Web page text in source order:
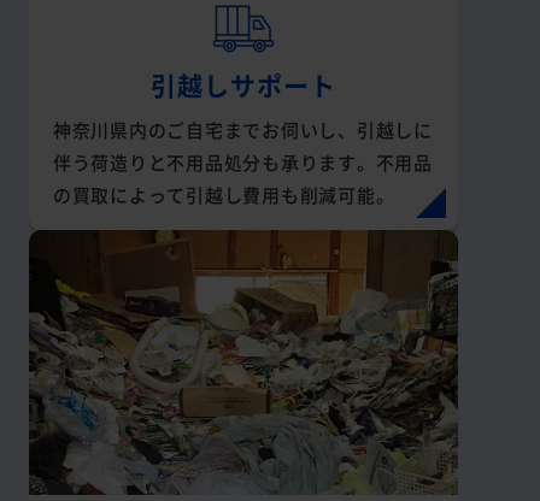
引越しサポート
神奈川県内のご自宅までお伺いし、引越しに
伴う荷造りと不用品処分も承ります。不用品
の買取によって引越し費用も削減可能。